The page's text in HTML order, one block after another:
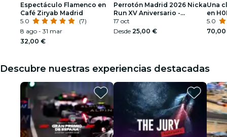
Espectáculo Flamenco en
Café Ziryab Madrid
5.0
(7)
8 ago - 31 mar
32,00 €
Perrotón Madrid 2026 Nicka
Run XV Aniversario -
Hipódromo de la Zarzuela
de Madrid
17 oct
Desde 25,00 €
Una
en
5.0
Descubre nuestras experiencias destacadas